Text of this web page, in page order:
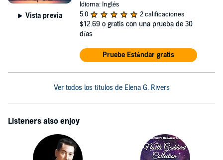
Vista previa
Idioma: Inglés
5.0
2 calificaciones
$12.69 o gratis con una prueba de 30
días
Pruebe Estándar gratis
Ver todos los títulos de Elena G. Rivers
Listeners also enjoy